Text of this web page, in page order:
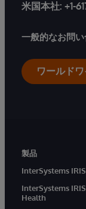
米国本社: +1-
一般的なお問
ワールド
製品
InterSystems IRIS
InterSystems
Health